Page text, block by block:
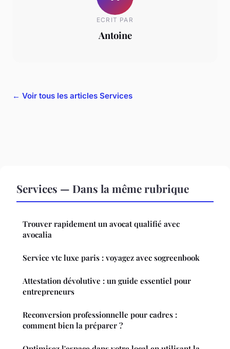
ECRIT PAR
Antoine
← Voir tous les articles Services
Services — Dans la même rubrique
Trouver rapidement un avocat qualifié avec
avocalia
Service vtc luxe paris : voyagez avec sogreenbook
Attestation dévolutive : un guide essentiel pour
entrepreneurs
Reconversion professionnelle pour cadres :
comment bien la préparer ?